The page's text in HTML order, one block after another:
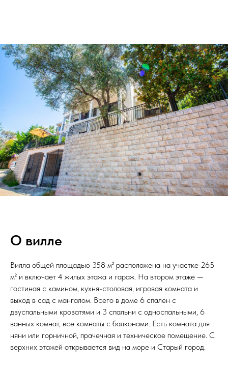
О вилле
Вилла общей площадью 358 м² расположена на участке 265
м² и включает 4 жилых этажа и гараж. На втором этаже —
гостиная с камином, кухня-столовая, игровая комната и
выход в сад с мангалом. Всего в доме 6 спален с
двуспальными кроватями и 3 спальни с односпальными, 6
ванных комнат, все комнаты с балконами. Есть комната для
няни или горничной, прачечная и техническое помещение. С
верхних этажей открывается вид на море и Старый город.